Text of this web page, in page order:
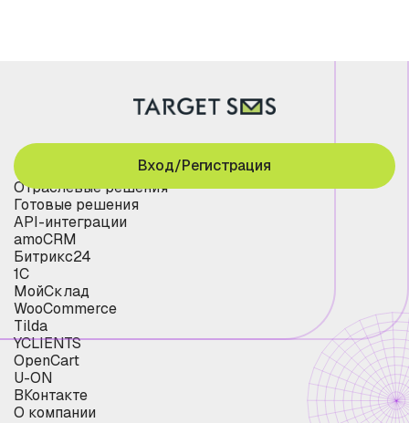
Отраслевые решения
Готовые решения
API-интеграции
amoCRM
Битрикс24
1С
МойСклад
WooCommerce
Tilda
YCLIENTS
OpenCart
U-ON
ВКонтакте
О компании
Вход/Регистрация